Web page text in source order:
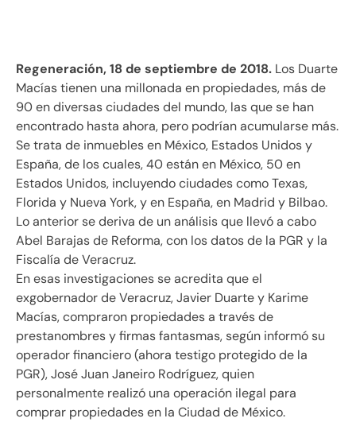
Regeneración, 18 de septiembre de 2018. Los Duarte
Macías tienen una millonada en propiedades, más de
90 en diversas ciudades del mundo, las que se han
encontrado hasta ahora, pero podrían acumularse más.
Se trata de inmuebles en México, Estados Unidos y
España, de los cuales, 40 están en México, 50 en
Estados Unidos, incluyendo ciudades como Texas,
Florida y Nueva York, y en España, en Madrid y Bilbao.
Lo anterior se deriva de un análisis que llevó a cabo
Abel Barajas de Reforma, con los datos de la PGR y la
Fiscalía de Veracruz.
En esas investigaciones se acredita que el
exgobernador de Veracruz, Javier Duarte y Karime
Macías, compraron propiedades a través de
prestanombres y firmas fantasmas, según informó su
operador financiero (ahora testigo protegido de la
PGR), José Juan Janeiro Rodríguez, quien
personalmente realizó una operación ilegal para
comprar propiedades en la Ciudad de México.